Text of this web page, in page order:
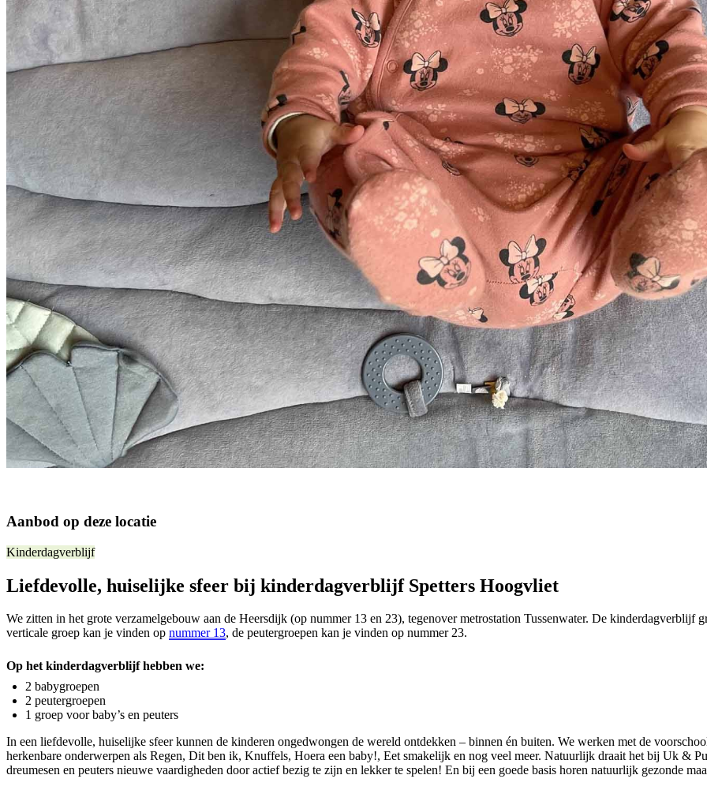
Aanbod op deze locatie
Kinderdagverblijf
Liefdevolle, huiselijke sfeer bij kinderdagverblijf Spetters Hoogvliet
We zitten in het grote verzamelgebouw aan de Heersdijk (op nummer 13 en 23), tegenover metrostation Tussenwater. De kinderdagverblijf
verticale groep kan je vinden op nummer 13, de peutergroepen kan je vinden op nummer 23.
Op het kinderdagverblijf hebben we:
2 babygroepen
2 peutergroepen
1 groep voor baby’s en peuters
In een liefdevolle, huiselijke sfeer kunnen de kinderen ongedwongen de wereld ontdekken – binnen én buiten. We werken met de
herkenbare onderwerpen als Regen, Dit ben ik, Knuffels, Hoera een baby!, Eet smakelijk en nog veel meer. Natuurlijk draait het bij Uk &
dreumesen en peuters nieuwe vaardigheden door actief bezig te zijn en lekker te spelen! En bij een goede basis horen natuurlijk gezonde